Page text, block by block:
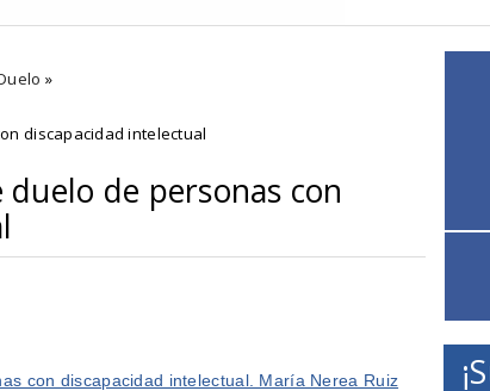
»
discapacidad intelectual
de personas con
con discapacidad intelectual. María Nerea Ruiz